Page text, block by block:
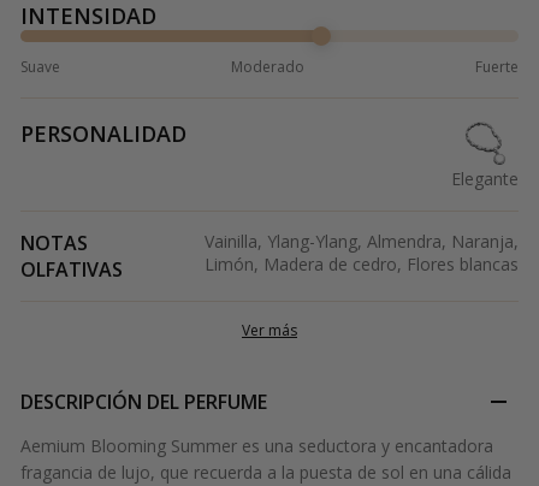
INTENSIDAD
Suave Moderado Fuerte
PERSONALIDAD
Elegante
NOTAS
OLFATIVAS
Vainilla, Ylang-Ylang, Almendra, Naranja,
Limón, Madera de cedro, Flores blancas
Ver más
DESCRIPCIÓN DEL PERFUME
Aemium Blooming Summer es una seductora y encantadora
fragancia de lujo, que recuerda a la puesta de sol en una cálida